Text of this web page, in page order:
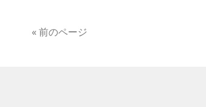
« 前のページ